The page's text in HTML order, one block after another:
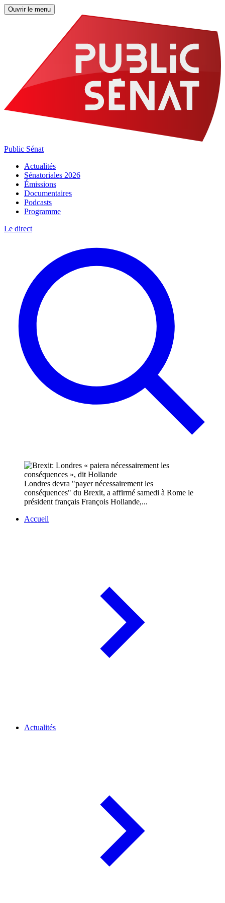
Ouvrir le menu
Public Sénat
Actualités
Sénatoriales 2026
Émissions
Documentaires
Podcasts
Programme
Le direct
Londres devra "payer nécessairement les
conséquences" du Brexit, a affirmé samedi à Rome le
président français François Hollande,...
Accueil
Actualités